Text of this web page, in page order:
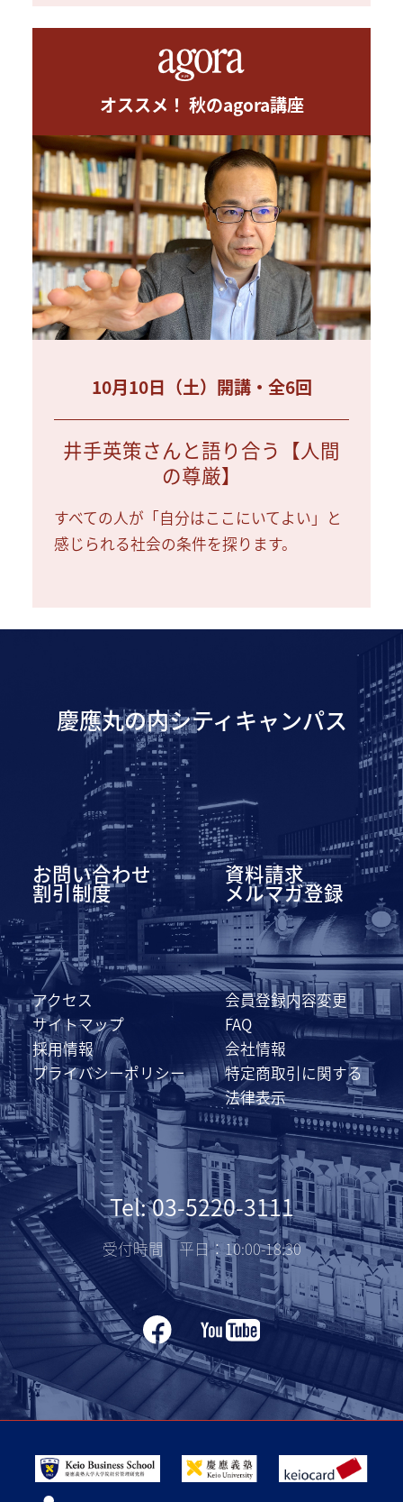
オススメ！ 秋のagora講座
10月10日（土）開講・全6回
井手英策さんと語り合う【人間
の尊厳】
すべての人が「自分はここにいてよい」と
感じられる社会の条件を探ります。
慶應丸の内シティキャンパス
お問い合わせ 資料請求
割引制度 メルマガ登録
アクセス
会員登録内容変更
サイトマップ
FAQ
採用情報
会社情報
プライバシーポリシー
特定商取引に関する
法律表示
Tel: 03-5220-3111
受付時間 平日：10:00-18:30